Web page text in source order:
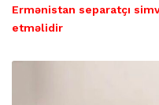
Ermənistan separatçı
etməlidir